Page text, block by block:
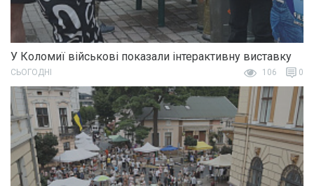
У Коломиї військові показали інтерактивну виставку
СЬОГОДНІ 106 0